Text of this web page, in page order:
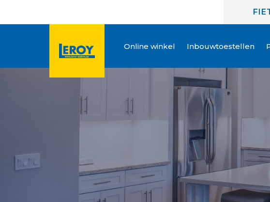
Online winkel Inbouwtoestellen